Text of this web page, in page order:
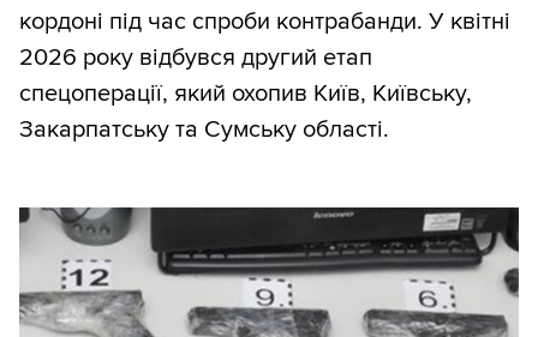
кордоні під час спроби контрабанди. У квітні
2026 року відбувся другий етап
спецоперації, який охопив Київ, Київську,
Закарпатську та Сумську області.